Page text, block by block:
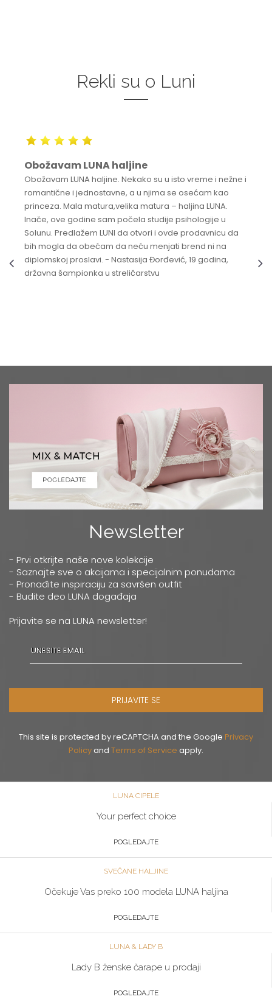
Rekli su o Luni
Obožavam LUNA haljine
Obožavam LUNA haljine. Nekako su u isto vreme i nežne i
romantične i jednostavne, a u njima se osećam kao
princeza. Mala matura,velika matura – haljina LUNA.
Inače, ove godine sam počela studije psihologije u
Solunu. Predlažem LUNI da otvori i ovde prodavnicu da
bih mogla da obećam da neću menjati brend ni na
diplomskoj proslavi. - Nastasija Đorđević, 19 godina,
državna šampionka u streličarstvu
Newsletter
- Prvi otkrijte naše nove kolekcije
- Saznajte sve o akcijama i specijalnim ponudama
- Pronađite inspiraciju za savršen outfit
- Budite deo LUNA događaja
Prijavite se na LUNA newsletter!
PRIJAVITE SE
This site is protected by reCAPTCHA and the Google Privacy
Policyand Terms of Service apply.
LUNA CIPELE
Your perfect choice
POGLEDAJTE
SVEČANE HALJINE
Očekuje Vas preko 100 modela LUNA haljina
POGLEDAJTE
LUNA & LADY B
Lady B ženske čarape u prodaji
POGLEDAJTE